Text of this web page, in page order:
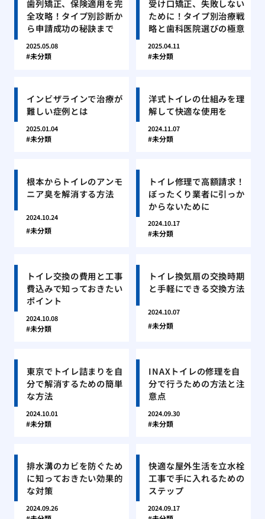
歯列矯正、保険適用を完
全攻略！タイプ別診断か
ら申請成功の秘訣まで
2025.05.08
未分類
受け口矯正、失敗しない
ために！タイプ別治療戦
略と歯科医院選びの極意
2025.04.11
未分類
インビザラインで治療が
難しい症例とは
2025.01.04
未分類
洋式トイレの仕組みを理
解して快適な使用を
2024.11.07
未分類
根本からトイレのアンモ
ニア臭を解消する方法
2024.10.24
未分類
トイレ修理で高額請求！
ぼったくり業者に引っか
からないために
2024.10.17
未分類
トイレ交換の費用と工事
費込みで知っておきたい
ポイント
2024.10.08
未分類
トイレ換気扇の交換時期
と手軽にできる交換方法
2024.10.07
未分類
東京でトイレ詰まりを自
分で解消するための簡単
な方法
2024.10.01
未分類
INAXトイレの修理を自
分で行うための方法と注
意点
2024.09.30
未分類
排水溝のカビを防ぐため
に知っておきたい効果的
な対策
2024.09.26
快適な屋外生活を立水栓
工事で手に入れるための
ステップ
2024.09.17